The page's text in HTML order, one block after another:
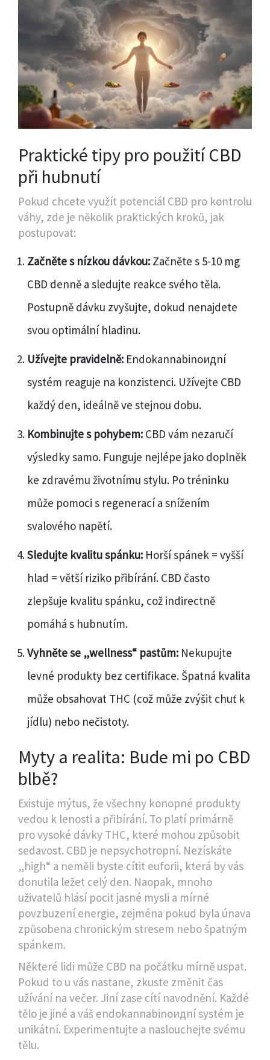
Praktické tipy pro použití CBD
při hubnutí
Pokud chcete využít potenciál CBD pro kontrolu
váhy, zde je několik praktických kroků, jak
postupovat:
Začněte s nízkou dávkou: Začněte s 5-10 mg
CBD denně a sledujte reakce svého těla.
Postupně dávku zvyšujte, dokud nenajdete
svou optimální hladinu.
Užívejte pravidelně: Endokannabinoидní
systém reaguje na konzistenci. Užívejte CBD
každý den, ideálně ve stejnou dobu.
Kombinujte s pohybem: CBD vám nezaručí
výsledky samo. Funguje nejlépe jako doplněk
ke zdravému životnímu stylu. Po tréninku
může pomoci s regenerací a snížením
svalového napětí.
Sledujte kvalitu spánku: Horší spánek = vyšší
hlad = větší riziko přibírání. CBD často
zlepšuje kvalitu spánku, což indirectně
pomáhá s hubnutím.
Vyhněte se „wellness“ pastům: Nekupujte
levné produkty bez certifikace. Špatná kvalita
může obsahovat THC (což může zvýšit chuť k
jídlu) nebo nečistoty.
Myty a realita: Bude mi po CBD
blbě?
Existuje mýtus, že všechny konopné produkty
vedou k lenosti a přibírání. To platí primárně
pro vysoké dávky THC, které mohou způsobit
sedavost. CBD je nepsychotropní. Nezískáte
„high“ a neměli byste cítit euforii, která by vás
donutila ležet celý den. Naopak, mnoho
uživatelů hlásí pocit jasné mysli a mírné
povzbuzení energie, zejména pokud byla únava
způsobena chronickým stresem nebo špatným
spánkem.
Některé lidi může CBD na počátku mírně uspat.
Pokud to u vás nastane, zkuste změnit čas
užívání na večer. Jiní zase cítí navodnění. Každé
tělo je jiné a váš endokannabinoидní systém je
unikátní. Experimentujte a naslouchejte svému
tělu.